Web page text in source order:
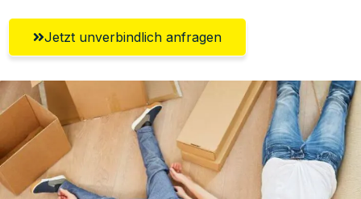
Jetzt unverbindlich anfragen